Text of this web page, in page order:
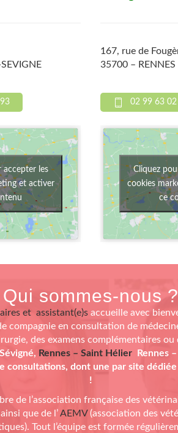
accepter les
et activer
167, rue de
35700 – RENNES
02 99 63 02
Cliquez
cookies
ce
Qui sommes-nous ?
et assistant(e)saccueille avec
compagnie en consultation de
des examens complémentaires ou
Rennes – Saint HélierRennes
consultations, dont une par site
!
de l’association française des
ainsi que de l’AEMV(association des
Tout l’équipe est formée